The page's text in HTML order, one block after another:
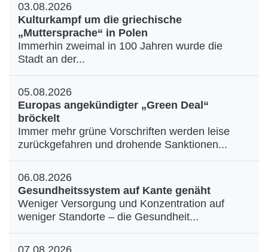
03.08.2026
Kulturkampf um die griechische
„Muttersprache“ in Polen
Immerhin zweimal in 100 Jahren wurde die
Stadt an der...
05.08.2026
Europas angekündigter „Green Deal“
bröckelt
Immer mehr grüne Vorschriften werden leise
zurückgefahren und drohende Sanktionen...
06.08.2026
Gesundheitssystem auf Kante genäht
Weniger Versorgung und Konzentration auf
weniger Standorte – die Gesundheit...
07.08.2026